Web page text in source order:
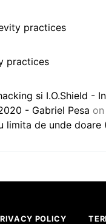
practices
practices
si I.O.Shield -
- Gabriel Pesa on
limita de unde doare
POLICY